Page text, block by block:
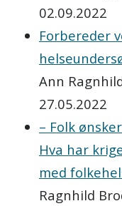
02.09.2022
Forbereder
Ann
27.05.2022
– Folk
Hva har
med
Ragnhild